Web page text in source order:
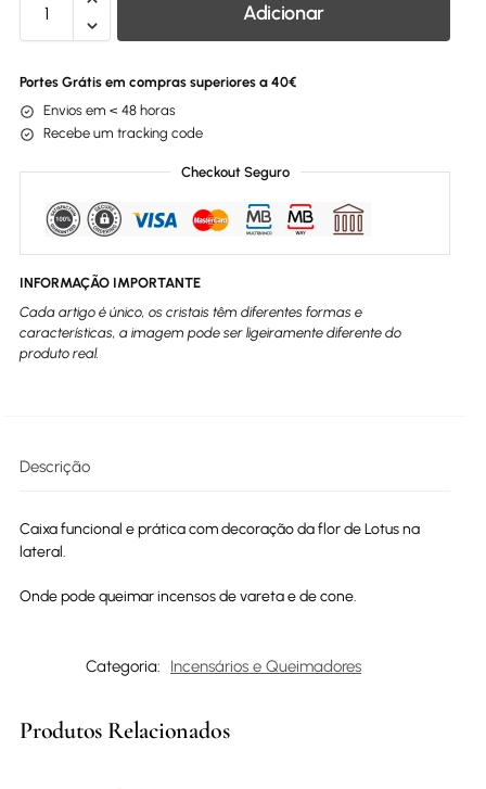
Adicionar
Portes Grátis em compras superiores a 40€
Envios em < 48 horas
Recebe um tracking code
Checkout Seguro
INFORMAÇÃO IMPORTANTE
Cada artigo é único, os cristais têm diferentes formas e
características, a imagem pode ser ligeiramente diferente do
produto real.
Descrição
Caixa funcional e prática com decoração da flor de Lotus na
lateral.
Onde pode queimar incensos de vareta e de cone.
Categoria: Incensários e Queimadores
Produtos Relacionados